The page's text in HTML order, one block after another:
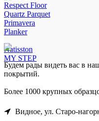
Respect Floor
Quartz Parquet
Primavera
Planker
Natisston
MY STEP
Будем рады видеть вас в
покрытий.
Более 1000 крупных
Видное, ул. Старо-